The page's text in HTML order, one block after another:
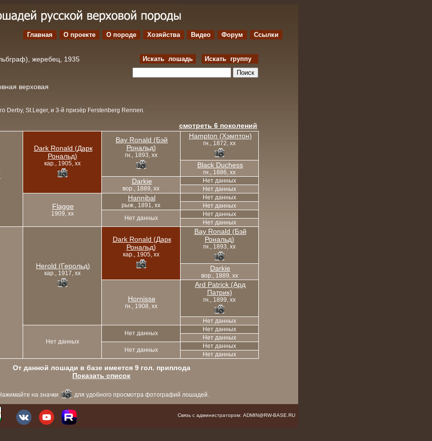
Главная О проекте O породе Хозяйства Видео Форум Ссылки
жеребец, 1935
Искать лошадь Искать группу
верховая
Derby, St.Leger, и 3-й призёр Ferstenberg Rennen.
смотреть 6 поколений
Dark Ronald (Дарк
Рональд)
кар., 1905, xx
Bay Ronald (Бэй
Рональд)
гн., 1893, xx
Hampton (Хэмптон)
гн., 1872, xx
Black Duchess
гн., 1886, xx
Darkie
вор., 1889, xx
Нет данных
Нет данных
Flagge
1909, xx
Hannibal
рыж., 1891, xx
Нет данных
Нет данных
Нет данных
Нет данных
Нет данных
Herold (Герольд)
кар., 1917, xx
Dark Ronald (Дарк
Рональд)
кар., 1905, xx
Bay Ronald (Бэй
Рональд)
гн., 1893, xx
Darkie
вор., 1889, xx
Hornisse
гн., 1908, xx
Ard Patrick (Ард
Патрик)
гн., 1899, xx
Нет данных
Нет данных
Нет данных
Нет данных
Нет данных
Нет данных
Нет данных
Нет данных
От данной лошади в базе имеется 9 гол. приплода
Показать список
на значки для удобного просмотра фотографий лошадей.
Связь с администратором: ADMIN@RW-BASE.RU